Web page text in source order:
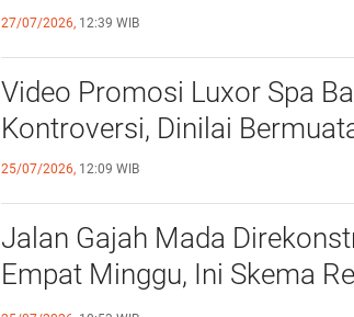
27/07/2026, 12:39 WIB
Video Promosi Luxor Spa
Kontroversi, Dinilai
25/07/2026, 12:09 WIB
Jalan Gajah Mada
Empat Minggu, Ini Skema
Lintasnya